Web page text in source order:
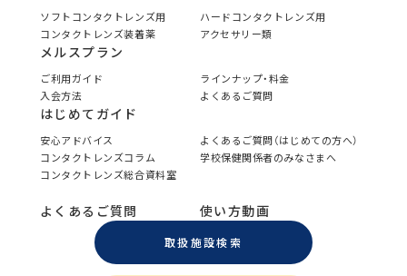
ソフトコンタクトレンズ用
ハードコンタクトレンズ用
コンタクトレンズ装着薬
アクセサリー類
メルスプラン
ご利用ガイド
ラインナップ・料金
入会方法
よくあるご質問
はじめてガイド
安心アドバイス
よくあるご質問（はじめての方へ）
コンタクトレンズコラム
学校保健関係者のみなさまへ
コンタクトレンズ総合資料室
よくあるご質問 使い方動画
取扱施設検索